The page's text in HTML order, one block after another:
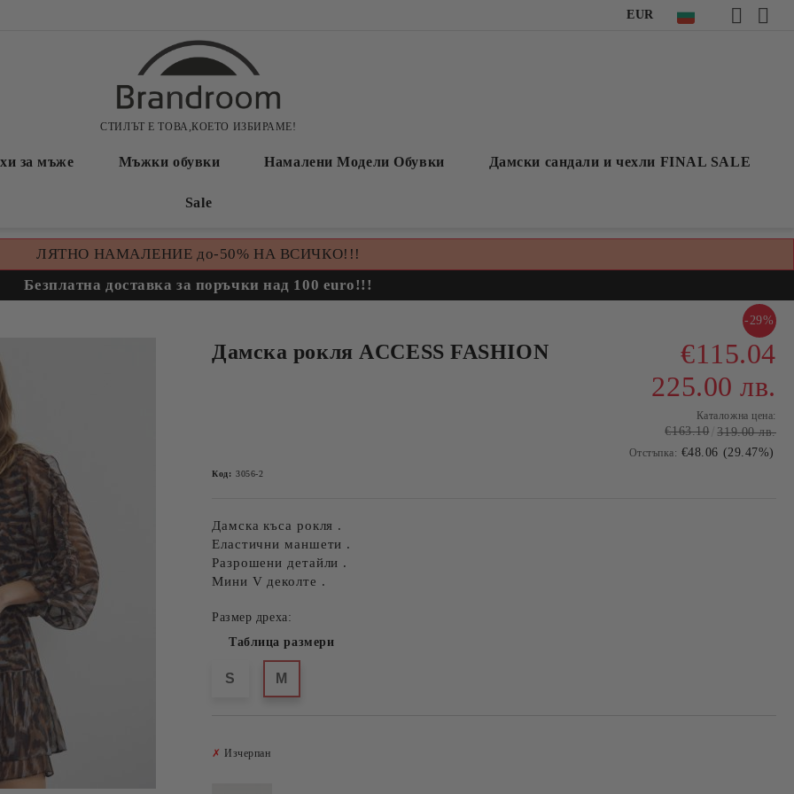
EUR
СТИЛЪТ Е ТОВА,КОЕТО ИЗБИРАМЕ!
за мъже Мъжки обувки Намалени Модели Обувки Дамски сандали и чехли FINAL SALE
Sale
ЛЯТНО НАМАЛЕНИЕ до-50% НА ВСИЧКО!!!
Безплатна доставка за поръчки над 100 euro!!!
Дамска рокля ACCESS FASHION
-29%
€115.04
225.00 лв.
Каталожна цена:
€163.10 319.00 лв.
Отстъпка: €48.06 (29.47%)
Код: 3056-2
Дамска къса рокля .
Еластични маншети .
Разрошени детайли .
Мини V деколте .
Размер дреха:
Таблица размери
S M
✗ Изчерпан